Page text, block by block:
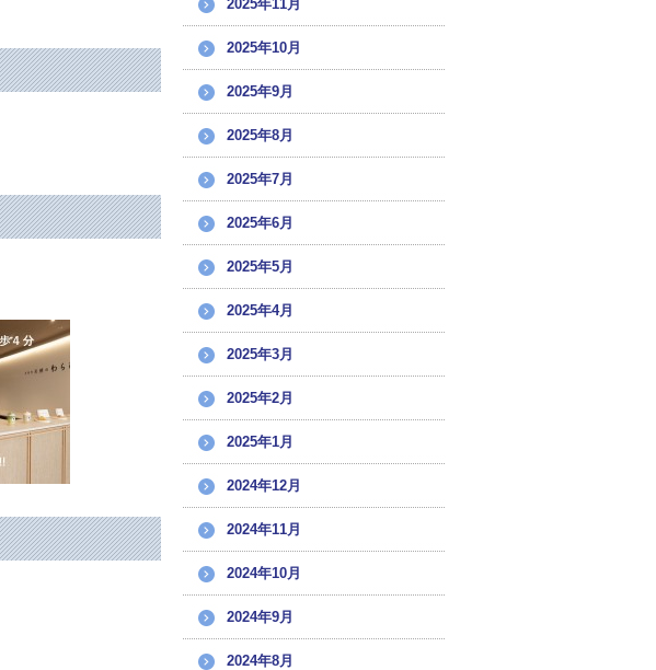
2025年11月
2025年10月
2025年9月
2025年8月
2025年7月
2025年6月
2025年5月
2025年4月
2025年3月
2025年2月
2025年1月
2024年12月
2024年11月
2024年10月
2024年9月
2024年8月